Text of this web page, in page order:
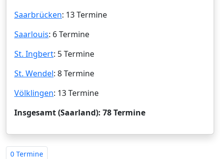
Saarbrücken: 13 Termine
Saarlouis: 6 Termine
St. Ingbert: 5 Termine
St. Wendel: 8 Termine
Völklingen: 13 Termine
Insgesamt (Saarland): 78 Termine
0 Termine